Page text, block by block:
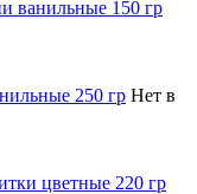
ванильные 150 гр
250 гр Нет в
цветные 220 гр